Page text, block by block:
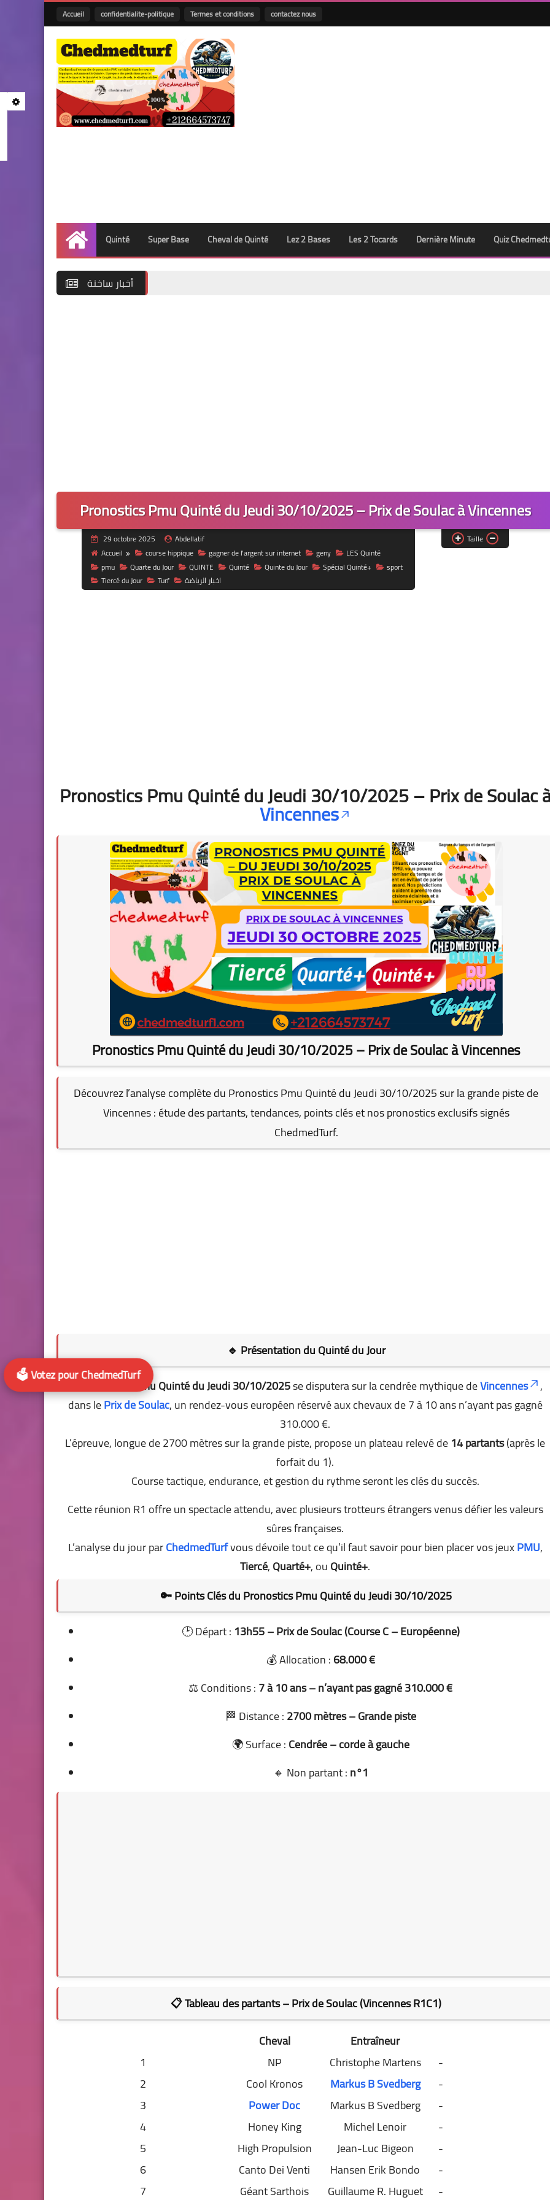
Accueil confidentialite-politique Termes et conditions contactez nous
Accueil
Quinté Super Base Cheval de Quinté Lez 2 Bases Les 2 Tocards Dernière Minute Quiz
أخبار ساخنة
Pronostics Pmu Quinté du Jeudi 30/10/2025 – Prix de Soulac à Vincennes
29 octobre 2025
Abdellatif
Accueil
course hippique gagner de l'argent sur internet geny
LES Quinté
pmu
Quarte du Jour QUINTE Quinté Quinte du Jour Spécial Quinté+
sport
Tiercé du Jour
Turf اخبار الرياضة
Taille
Pronostics Pmu Quinté du Jeudi 30/10/2025 – Prix de Soulac
Vincennes
Pronostics Pmu Quinté du Jeudi 30/10/2025 – Prix de Soulac à Vincennes
Découvrez l’analyse complète duPronostics Pmu Quinté du Jeudi 30/10/2025sur la grande piste de
Vincennes : étude des partants, tendances, points clés et nos pronostics exclusifs signés
ChedmedTurf.
🔹 Présentation du Quinté du Jour
Pronostics Pmu Quinté du Jeudi 30/10/2025se disputera sur la cendrée mythique deVincennes
,
dans lePrix de Soulac, un rendez-vous européen réservé aux chevaux de 7 à 10 ans n’ayant pas gagné
310.000 €.
L’épreuve, longue de 2700 mètres sur la grande piste, propose un plateau relevé de14 partants(après le
forfait du 1).
Course tactique, endurance, et gestion du rythme seront les clés du succès.
Cette réunion R1 offre un spectacle attendu, avec plusieurs trotteurs étrangers venus défier les valeurs
sûres françaises.
L’analyse du jour parChedmedTurfvous dévoile tout ce qu’il faut savoir pour bien placer vos jeuxPMU,
Tiercé,Quarté+, ouQuinté+.
🔑Points Clés du Pronostics Pmu Quinté du Jeudi 30/10/2025
🕑 Départ : 13h55 – Prix de Soulac (Course C – Européenne)
💰 Allocation :68.000 €
⚖️ Conditions :7 à 10 ans – n’ayant pas gagné 310.000 €
🏁 Distance :2700 mètres – Grande piste
🌍 Surface :Cendrée – corde à gauche
🔸 Non partant :n°1
📋Tableau des partants – Prix de Soulac (Vincennes R1C1)
Cheval
Entraîneur
1
NP Christophe Martens
-
2
Cool Kronos Markus B Svedberg
-
3
Power Doc Markus B Svedberg
-
4
Honey King Michel Lenoir
-
5
High Propulsion Jean-Luc Bigeon
-
6
Canto Dei Venti Hansen Erik Bondo
-
7
Géant Sarthois Guillaume R. Huguet -
🗳️ Votez pour ChedmedTurf